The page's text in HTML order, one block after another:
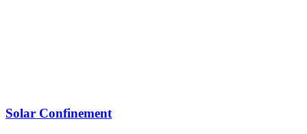
Solar Confinement